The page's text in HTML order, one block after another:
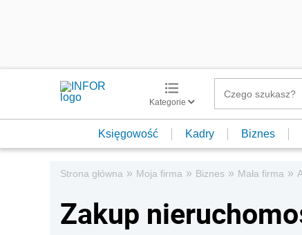
Kategorie
Księgowość Kadry Biznes
Strona główna » Moja firma » Biznes » Mała firma »
Zakup